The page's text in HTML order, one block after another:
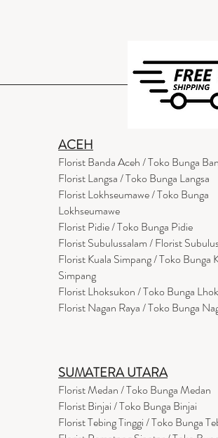
ACEH
Florist Banda Aceh / Toko Bunga
Florist Langsa / Toko Bunga Langsa
Florist Lokhseumawe / Toko Bunga
Lokhseumawe
Florist Pidie / Toko Bunga Pidie
Florist Subulussalam / Florist
Florist Kuala Simpang / Toko Bunga
Simpang
Florist Lhoksukon / Toko Bunga
Florist Nagan Raya / Toko Bunga
SUMATERA UTARA
Florist Medan / Toko Bunga Medan
Florist Binjai / Toko Bunga Binjai
Florist Tebing Tinggi / Toko Bunga